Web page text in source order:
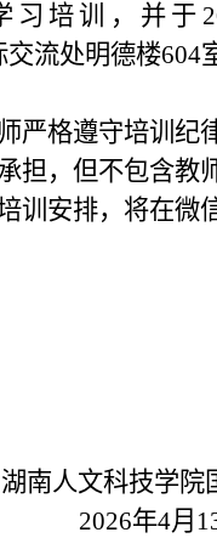
习培训，并于
交流处明德楼604
严格遵守培训
担，但不包含教
训安排，将在微
湖南人文科技学院
2026年4月